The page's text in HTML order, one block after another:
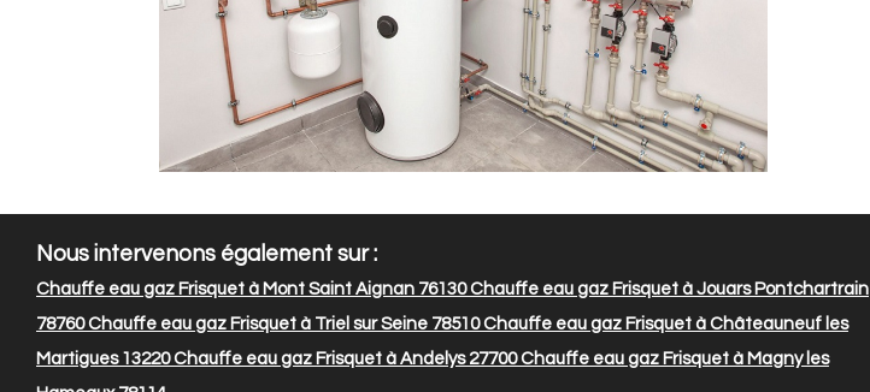
Nous intervenons également sur :
Chauffe eau gaz Frisquet à Mont Saint Aignan 76130Chauffe eau gaz Frisquet à Jouars Pontchartrain
78760Chauffe eau gaz Frisquet à Triel sur Seine 78510Chauffe eau gaz Frisquet à Châteauneuf les
Martigues 13220Chauffe eau gaz Frisquet à Andelys 27700Chauffe eau gaz Frisquet à Magny les